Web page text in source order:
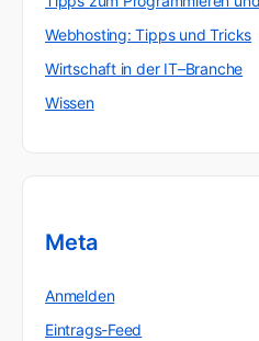
Webhosting: Tipps und Tricks
Wirtschaft in der IT–Branche
Wissen
Meta
Anmelden
Eintrags-Feed